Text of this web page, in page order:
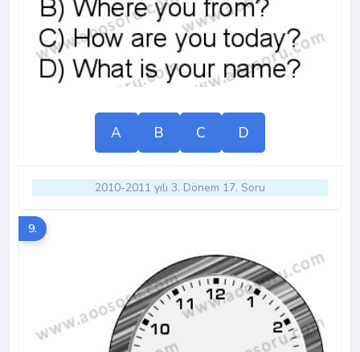
A B C D
2010-2011 yılı 3. Dönem 17. Soru
9.